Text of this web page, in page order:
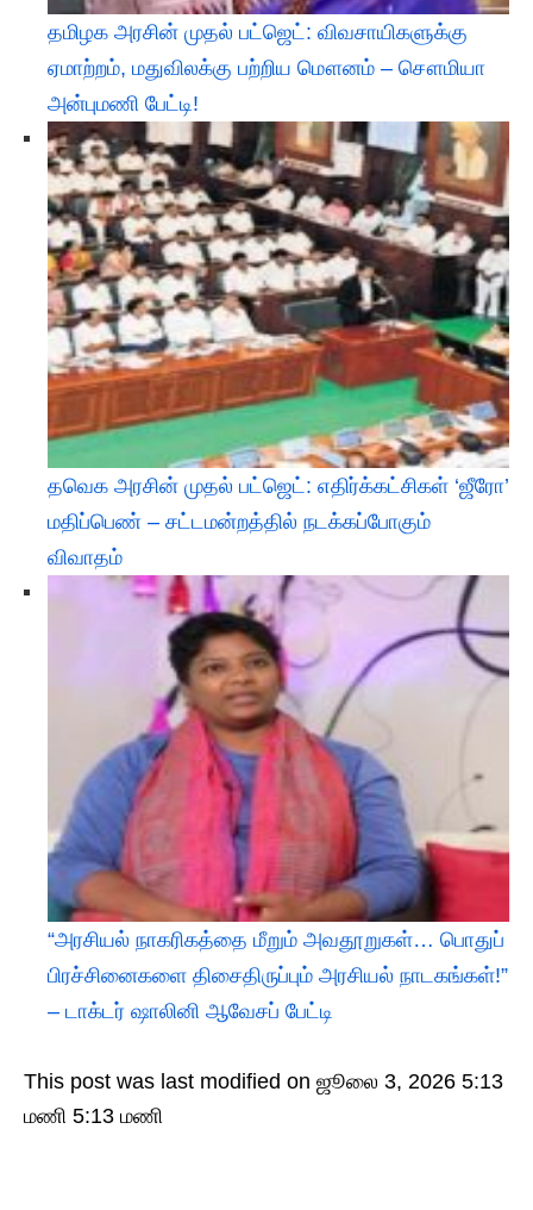
தமிழக அரசின் முதல் பட்ஜெட்: விவசாயிகளுக்கு
ஏமாற்றம், மதுவிலக்கு பற்றிய மௌனம் – சௌமியா
அன்புமணி பேட்டி!
தவெக அரசின் முதல் பட்ஜெட்: எதிர்க்கட்சிகள் ‘ஜீரோ’
மதிப்பெண் – சட்டமன்றத்தில் நடக்கப்போகும்
விவாதம்
“அரசியல் நாகரிகத்தை மீறும் அவதூறுகள்… பொதுப்
பிரச்சினைகளை திசைதிருப்பும் அரசியல் நாடகங்கள்!”
– டாக்டர் ஷாலினி ஆவேசப் பேட்டி
This post was last modified on ஜூலை 3, 2026 5:13
மணி 5:13 மணி